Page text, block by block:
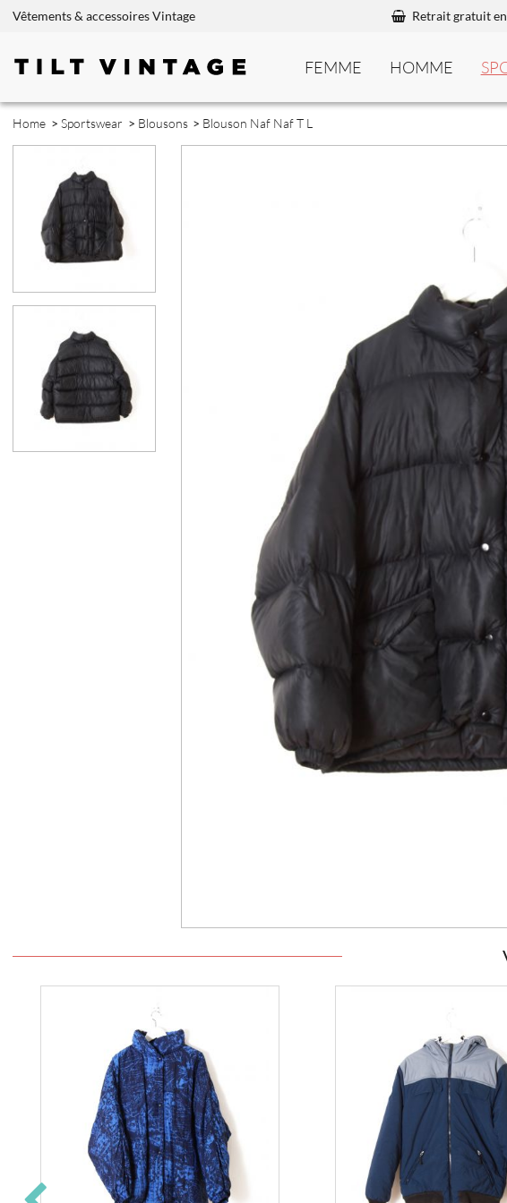
Vêtements & accessoires Vintage Retrait gratuit
FEMME HOMME
Home > Sportswear > Blousons > Blouson Naf Naf T L